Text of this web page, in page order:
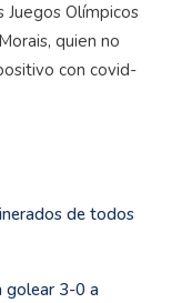
Olímpicos
quien no
con covid-
de todos
golear 3-0 a